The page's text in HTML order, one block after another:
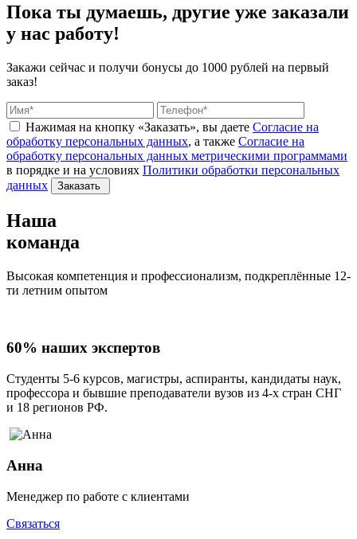
Пока ты думаешь, другие уже заказали
у нас работу!
Закажи сейчас и получи бонусы до 1000 рублей на первый
заказ!
Нажимая на кнопку «Заказать», вы даете Согласие на
обработку персональных данных, а также Согласие на
обработку персональных данных метрическими программами
в порядке и на условиях Политики обработки персональных
данных
Заказать
Наша
команда
Высокая компетенция и профессионализм, подкреплённые 12-
ти летним опытом
60% наших экспертов
Студенты 5-6 курсов, магистры, аспиранты, кандидаты наук,
профессора и бывшие преподаватели вузов из 4-х стран СНГ
и 18 регионов РФ.
Анна
Менеджер по работе с клиентами
Связаться